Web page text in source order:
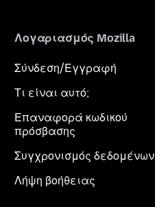
Λογαριασμός Mozilla
Σύνδεση/Εγγραφή
Τι είναι αυτό;
Επαναφορά κωδικού
πρόσβασης
Συγχρονισμός δεδομένων
Λήψη βοήθειας